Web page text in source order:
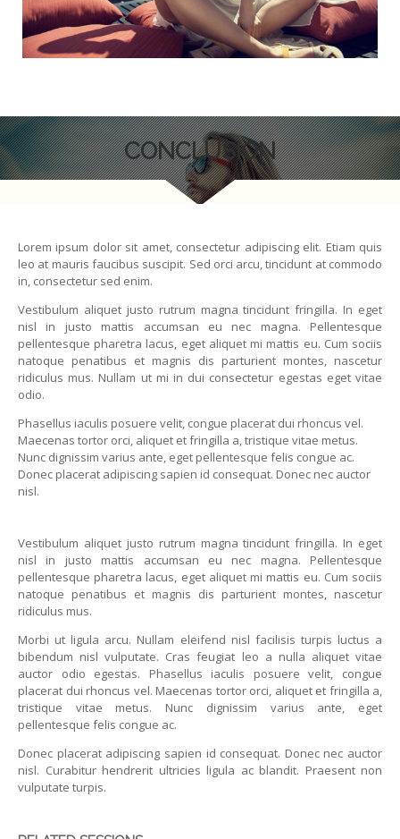
CONCLUSION
Lorem ipsum dolor sit amet, consectetur adipiscing elit. Etiam quis
leo at mauris faucibus suscipit. Sed orci arcu, tincidunt at commodo
in, consectetur sed enim.
Vestibulum aliquet justo rutrum magna tincidunt fringilla. In eget
nisl in justo mattis accumsan eu nec magna. Pellentesque
pellentesque pharetra lacus, eget aliquet mi mattis eu. Cum sociis
natoque penatibus et magnis dis parturient montes, nascetur
ridiculus mus. Nullam ut mi in dui consectetur egestas eget vitae
odio.
Phasellus iaculis posuere velit, congue placerat dui rhoncus vel.
Maecenas tortor orci, aliquet et fringilla a, tristique vitae metus.
Nunc dignissim varius ante, eget pellentesque felis congue ac.
Donec placerat adipiscing sapien id consequat. Donec nec auctor
nisl.
Vestibulum aliquet justo rutrum magna tincidunt fringilla. In eget
nisl in justo mattis accumsan eu nec magna. Pellentesque
pellentesque pharetra lacus, eget aliquet mi mattis eu. Cum sociis
natoque penatibus et magnis dis parturient montes, nascetur
ridiculus mus.
Morbi ut ligula arcu. Nullam eleifend nisl facilisis turpis luctus a
bibendum nisl vulputate. Cras feugiat leo a nulla aliquet vitae
auctor odio egestas. Phasellus iaculis posuere velit, congue
placerat dui rhoncus vel. Maecenas tortor orci, aliquet et fringilla a,
tristique vitae metus. Nunc dignissim varius ante, eget
pellentesque felis congue ac.
Donec placerat adipiscing sapien id consequat. Donec nec auctor
nisl. Curabitur hendrerit ultricies ligula ac blandit. Praesent non
vulputate turpis.